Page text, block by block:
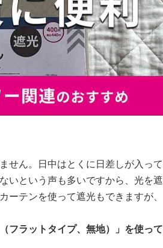
せん。日中はとくに日差しが入って
いという声も多いですから、光を遮
ーテンを使って遮光もできますが、
フラットタイプ、無地）」を使って